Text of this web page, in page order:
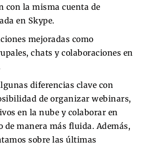
con la misma cuenta de
en Skype.
mejoradas como
chats y colaboraciones en
diferencias clave con
de organizar webinars,
en la nube y colaborar en
de manera más fluida. Además,
sobre las últimas